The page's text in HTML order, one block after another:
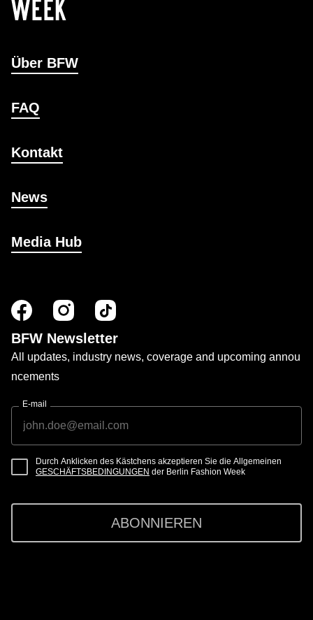
Über BFW
FAQ
Kontakt
News
Media Hub
BFW Newsletter
All updates, industry news, coverage and upcoming annou
ncements
E-mail
Durch Anklicken des Kästchens akzeptieren Sie die Allgemeinen
GESCHÄFTSBEDINGUNGEN der Berlin Fashion Week
ABONNIEREN